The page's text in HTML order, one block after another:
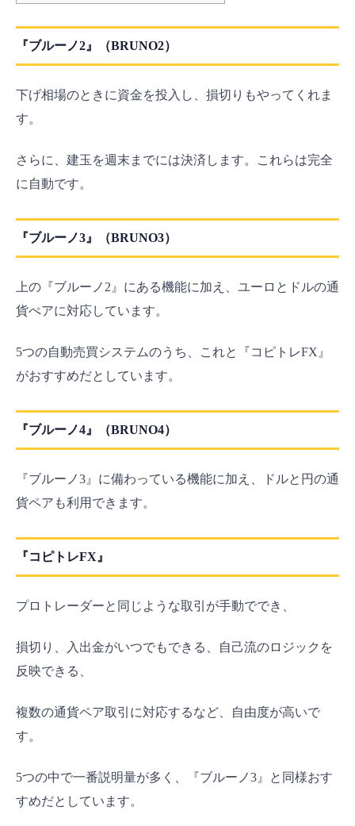
『ブルーノ2』（BRUNO2）
下げ相場のときに資金を投入し、損切りもやってくれま
す。
さらに、建玉を週末までには決済します。これらは完全
に自動です。
『ブルーノ3』（BRUNO3）
上の『ブルーノ2』にある機能に加え、ユーロとドルの通
貨ぺアに対応しています。
5つの自動売買システムのうち、これと『コピトレFX』
がおすすめだとしています。
『ブルーノ4』（BRUNO4）
『ブルーノ3』に備わっている機能に加え、ドルと円の通
貨ペアも利用できます。
『コピトレFX』
プロトレーダーと同じような取引が手動ででき、
損切り、入出金がいつでもできる、自己流のロジックを
反映できる、
複数の通貨ペア取引に対応するなど、自由度が高いで
す。
5つの中で一番説明量が多く、『ブルーノ3』と同様おす
すめだとしています。